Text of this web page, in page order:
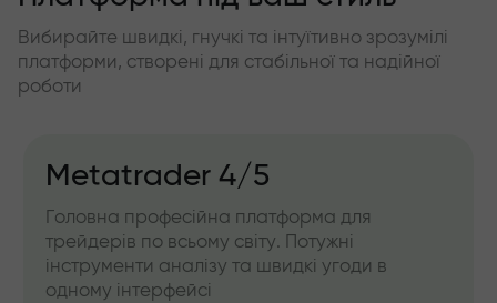
Вибирайте швидкі, гнучкі та інтуїтивно зрозумілі
платформи, створені для стабільної та надійної
роботи
Metatrader 4/5
Головна професійна платформа для
трейдерів по всьому світу. Потужні
інструменти аналізу та швидкі угоди в
одному інтерфейсі